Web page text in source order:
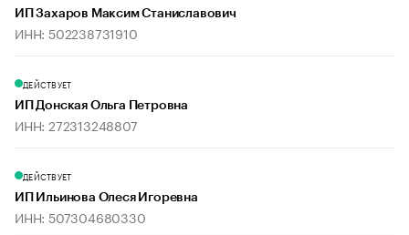
ИП Захаров Максим Станиславович
ИНН: 502238731910
ДЕЙСТВУЕТ
ИП Донская Ольга Петровна
ИНН: 272313248807
ДЕЙСТВУЕТ
ИП Ильинова Олеся Игоревна
ИНН: 507304680330